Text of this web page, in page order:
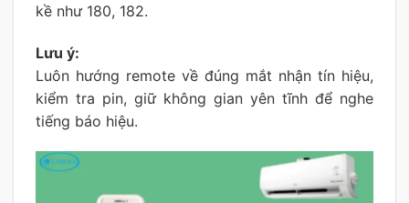
kề như 180, 182.
Lưu ý:
Luôn hướng remote về đúng mắt nhận tín hiệu,
kiểm tra pin, giữ không gian yên tĩnh để nghe
tiếng báo hiệu.